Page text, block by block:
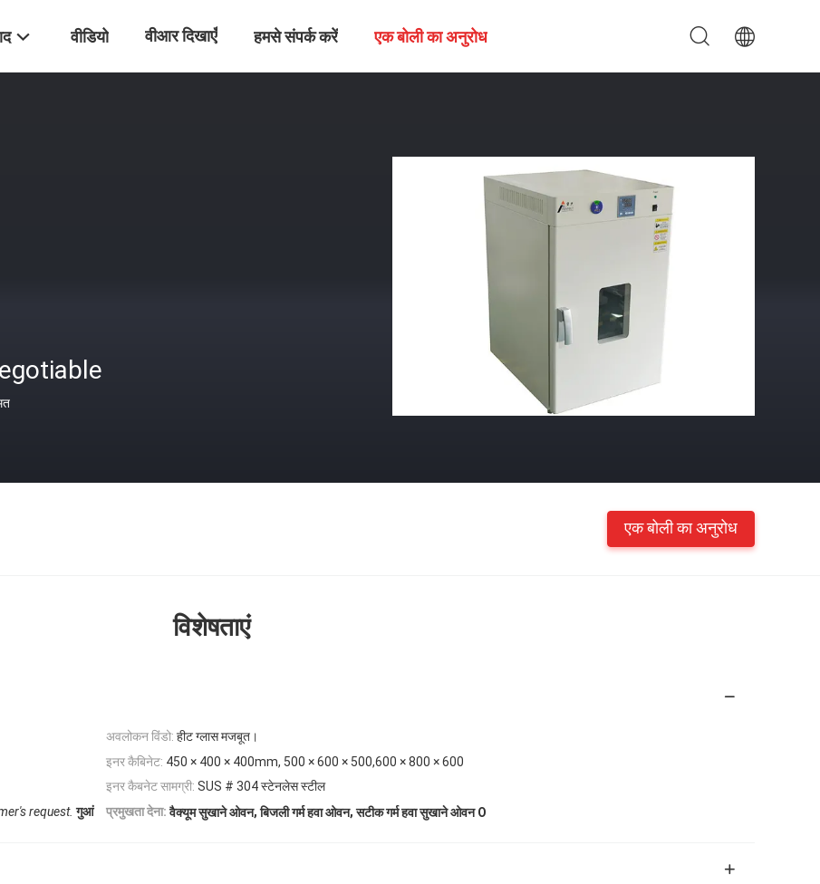
वीडियो वीआर दिखाएँ हमसे संपर्क करें एक बोली का अनुरोध
एक बोली का अनुरोध
विशेषताएं
अवलोकन विंडो: हीट ग्लास मजबूत।
इनर कैबिनेट: 450 × 400 × 400mm, 500 × 600 × 500,600 × 800 × 600
इनर कैबनेट सामग्री: SUS # 304 स्टेनलेस स्टील
request. गुआं प्रमुखता देना: वैक्यूम सुखाने ओवन,बिजली गर्म हवा ओवन,सटीक गर्म हवा सुखाने ओवन O